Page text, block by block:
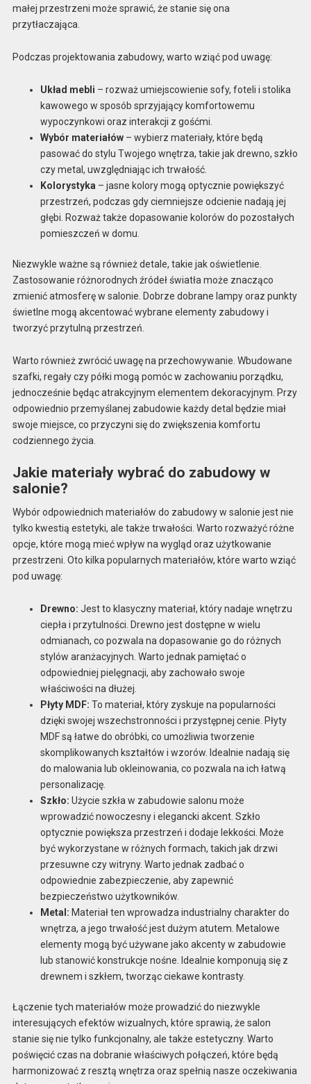
małej przestrzeni może sprawić, że stanie się ona
przytłaczająca.
Podczas projektowania zabudowy, warto wziąć pod uwagę:
Układ mebli – rozważ umiejscowienie sofy, foteli i stolika
kawowego w sposób sprzyjający komfortowemu
wypoczynkowi oraz interakcji z gośćmi.
Wybór materiałów– wybierz materiały, które będą
pasować do stylu Twojego wnętrza, takie jak drewno, szkło
czy metal, uwzględniając ich trwałość.
Kolorystyka – jasne kolory mogą optycznie powiększyć
przestrzeń, podczas gdy ciemniejsze odcienie nadają jej
głębi. Rozważ także dopasowanie kolorów do pozostałych
pomieszczeń w domu.
Niezwykle ważne są również detale, takie jak oświetlenie.
Zastosowanie różnorodnych źródeł światła może znacząco
zmienić atmosferę w salonie. Dobrze dobrane lampy oraz punkty
świetlne mogą akcentować wybrane elementy zabudowy i
tworzyć przytulną przestrzeń.
Warto również zwrócić uwagę na przechowywanie. Wbudowane
szafki, regały czy półki mogą pomóc w zachowaniu porządku,
jednocześnie będąc atrakcyjnym elementem dekoracyjnym. Przy
odpowiednio przemyślanej zabudowie każdy detal będzie miał
swoje miejsce, co przyczyni się do zwiększenia komfortu
codziennego życia.
Jakie materiały wybrać do zabudowy w
salonie?
Wybór odpowiednich materiałów do zabudowy w salonie jest nie
tylko kwestią estetyki, ale także trwałości. Warto rozważyć różne
opcje, które mogą mieć wpływ na wygląd oraz użytkowanie
przestrzeni. Oto kilka popularnych materiałów, które warto wziąć
pod uwagę:
Drewno: Jest to klasyczny materiał, który nadaje wnętrzu
ciepła i przytulności. Drewno jest dostępne w wielu
odmianach, co pozwala na dopasowanie go do różnych
stylów aranżacyjnych. Warto jednak pamiętać o
odpowiedniej pielęgnacji, aby zachowało swoje
właściwości na dłużej.
Płyty MDF: To materiał, który zyskuje na popularności
dzięki swojej wszechstronności i przystępnej cenie. Płyty
MDF są łatwe do obróbki, co umożliwia tworzenie
skomplikowanych kształtów i wzorów. Idealnie nadają się
do malowania lub okleinowania, co pozwala na ich łatwą
personalizację.
Szkło: Użycie szkła w zabudowie salonu może
wprowadzić nowoczesny i elegancki akcent. Szkło
optycznie powiększa przestrzeń i dodaje lekkości. Może
być wykorzystane w różnych formach, takich jak drzwi
przesuwne czy witryny. Warto jednak zadbać o
odpowiednie zabezpieczenie, aby zapewnić
bezpieczeństwo użytkowników.
Metal: Materiał ten wprowadza industrialny charakter do
wnętrza, a jego trwałość jest dużym atutem. Metalowe
elementy mogą być używane jako akcenty w zabudowie
lub stanowić konstrukcje nośne. Idealnie komponują się z
drewnem i szkłem, tworząc ciekawe kontrasty.
Łączenie tych materiałów może prowadzić do niezwykle
interesujących efektów wizualnych, które sprawią, że salon
stanie się nie tylko funkcjonalny, ale także estetyczny. Warto
poświęcić czas na dobranie właściwych połączeń, które będą
harmonizować z resztą wnętrza oraz spełnią nasze oczekiwania